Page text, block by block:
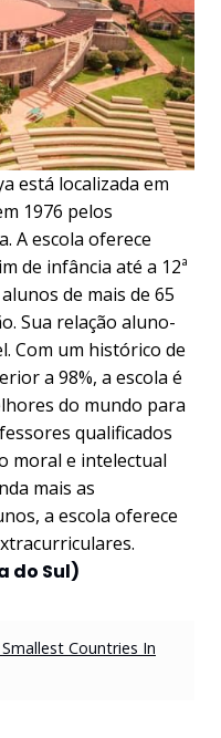
está localizada em
1976 pelos
A escola oferece
de infância até a 12ª
de mais de 65
Sua relação aluno-
Com um histórico de
a 98%, a escola é
do mundo para
qualificados
moral e intelectual
mais as
a escola oferece
do Sul)
Countries In